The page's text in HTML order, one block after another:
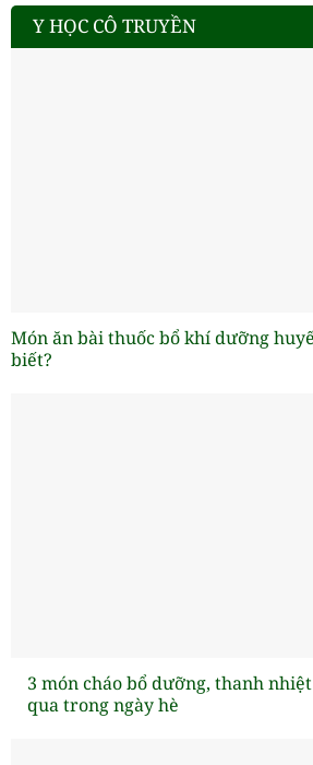
Y HỌC CÔ TRUYỀN
Món ăn bài thuốc bổ khí dưỡng
biết?
3 món cháo bổ dưỡng, thanh
qua trong ngày hè